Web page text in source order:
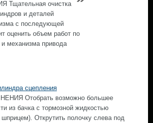
очистка
и деталей
с последующей
оценить объем работ по
механизма привода
сцепления
Отобрать возможно большее
из бачка с тормозной жидкостью
Открутить полочку слева под